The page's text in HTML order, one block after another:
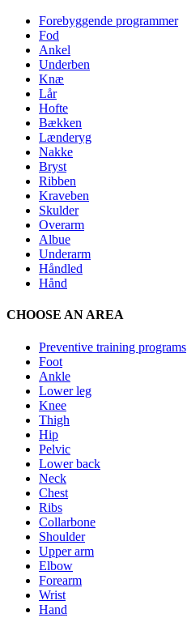
Forebyggende programmer
Fod
Ankel
Underben
Knæ
Lår
Hofte
Bækken
Lænderyg
Nakke
Bryst
Ribben
Kraveben
Skulder
Overarm
Albue
Underarm
Håndled
Hånd
CHOOSE AN AREA
Preventive training programs
Foot
Ankle
Lower leg
Knee
Thigh
Hip
Pelvic
Lower back
Neck
Chest
Ribs
Collarbone
Shoulder
Upper arm
Elbow
Forearm
Wrist
Hand